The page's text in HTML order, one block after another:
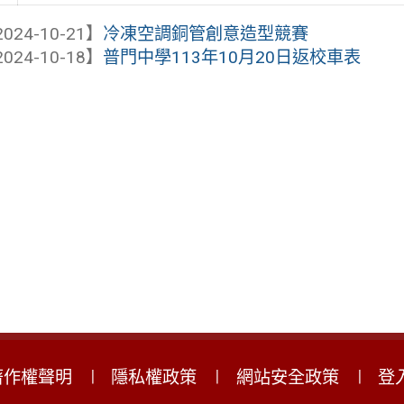
10-21】 冷凍空調銅管創意造型競賽
10-18】 普門中學113年10月20日返校車表
權聲明 隱私權政策 網站安全政策
登